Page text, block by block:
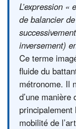
L’expression
de balancier
inversement)
Ce terme
fluide du
métronome. Il
d’une manière
mobilité de